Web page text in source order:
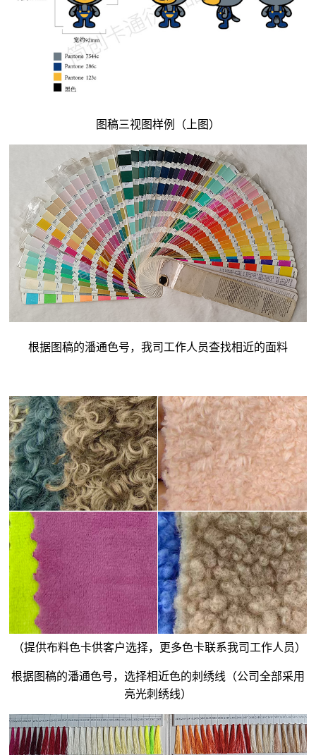
图稿三视图样例（上图）
根据图稿的潘通色号，我司工作人员查找相近的面料
（提供布料色卡供客户选择，更多色卡联系我司工作人员）
根据图稿的潘通色号，选择相近色的刺绣线（公司全部采用
亮光刺绣线）